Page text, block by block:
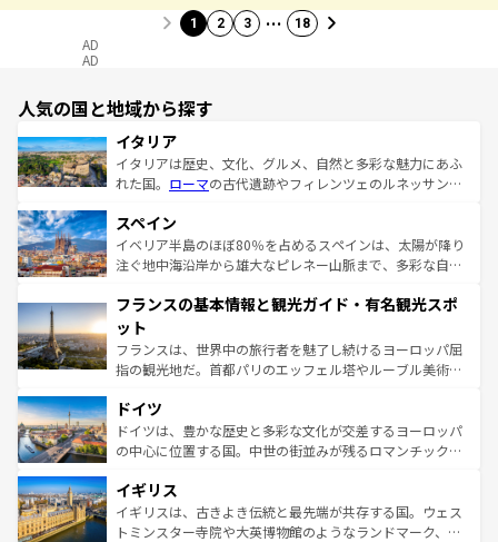
1 2 3 … 18
AD
AD
人気の国と地域から探す
イタリア
イタリアは歴史、文化、グルメ、自然と多彩な魅力にあふ
れた国。 ローマの古代遺跡やフィレンツェのルネッサンス
ろん、トスカーナの美しい田園風景やアマルフィ海岸の絶
景など、自然景観も見逃せない。観光の合間には、本場の
ピザやパスタなど、絶品のイタリア料理を堪能することも
ませてくれるイタリアで、忘れられない旅をしてみよう！
なお、新着のイタリア情報は
しい。
スペイン
イベリア半島のほぼ80％を占めるスペインは、太陽が降り
注ぐ地中海沿岸から雄大なピレネー山脈まで、多彩な自然
文化が根付くこの国では、情熱的なフラメンコ、熱気あふ
れる闘牛、そして美味しいタパスが生活の一部となってい
る。首都マドリードの洗練された雰囲気や、バルセロナの
アートに溢れた街角から、地方では古代ローマ遺跡や中世
せる。地方によって風土や気候が異なるスペインはその個
性で訪れる人を魅了する。 なお、新着のスペイン情報は コ
ンテンツ一覧を参照してほしい。
フランスの基本情報と観光ガイド・有名観光スポ
ット
フランスは、世界中の旅行者を魅了し続けるヨーロッパ屈
指の観光地だ。首都パリのエッフェル塔やルーブル美術館
で、幅広い魅力が詰まっている。華麗な宮殿、歴史的な大
聖堂、美しいビーチ、そして豊かな自然が、訪れる者を心
から魅了する。また、フランスは美食の国としても知ら
いる。シャンパンの発祥地であるランス、プロヴァンスの
香り高いラベンダー畑など、多彩な楽しみ方が可能だ。さ
らに、パリ以外の地域にも魅力が溢れており、どの街角に
ドイツ
ドイツは、豊かな歴史と多彩な文化が交差するヨーロッパ
の中心に位置する国。中世の街並みが残るロマンチック街
顔を持つこの国は、どこを歩いても飽きることがない。ベ
ルリンの文化的活気、バイエルン州のアルプスの絶景、そ
してライン川沿いのワイン畑といった風景は必見。ビール
イギリス
イギリスは、古きよき伝統と最先端が共存する国。ウェス
トミンスター寺院や大英博物館のようなランドマーク、歴